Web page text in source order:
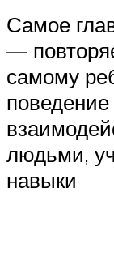
Самое
—
самому
людьми,
навыки